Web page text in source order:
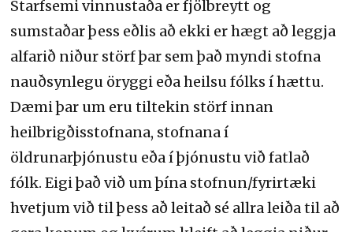
Starfsemi vinnustaða er fjölbreytt og
sumstaðar þess eðlis að ekki er hægt að leggja
alfarið niður störf þar sem það myndi stofna
nauðsynlegu öryggi eða heilsu fólks í hættu.
Dæmi þar um eru tiltekin störf innan
heilbrigðisstofnana, stofnana í
öldrunarþjónustu eða í þjónustu við fatlað
fólk. Eigi það við um þína stofnun/fyrirtæki
hvetjum við til þess að leitað sé allra leiða til að